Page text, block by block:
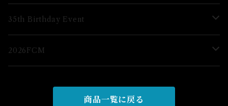
グッズ
35th Birthday Event
ブロマイド
2026FCM
商品一覧に戻る